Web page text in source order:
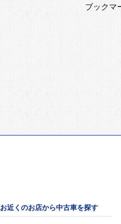
ブックマ
お近くのお店から中古車を探す